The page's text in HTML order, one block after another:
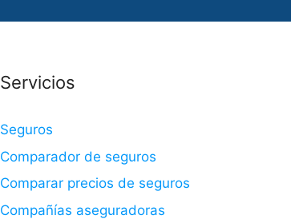
Servicios
Seguros
Comparador de seguros
Comparar precios de seguros
Compañías aseguradoras